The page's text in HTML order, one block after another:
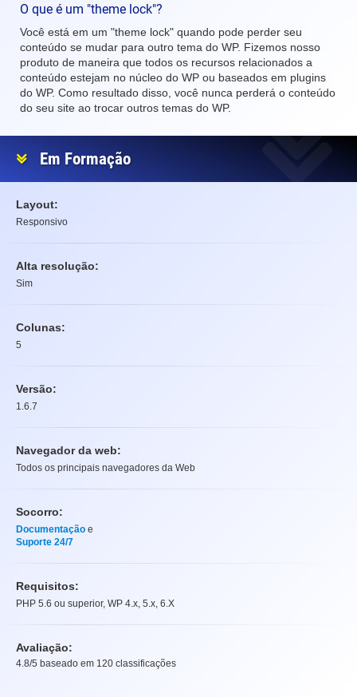
O que é um "theme lock"?
Você está em um "theme lock" quando pode perder seu
conteúdo se mudar para outro tema do WP. Fizemos nosso
produto de maneira que todos os recursos relacionados a
conteúdo estejam no núcleo do WP ou baseados em plugins
do WP. Como resultado disso, você nunca perderá o conteúdo
do seu site ao trocar outros temas do WP.
Em Formação
Layout:
Responsivo
Alta resolução:
Sim
Colunas:
5
Versão:
1.6.7
Navegador da web:
Todos os principais navegadores da Web
Socorro:
Documentação e
Suporte 24/7
Requisitos:
PHP 5.6 ou superior, WP 4.x, 5.x, 6.X
Avaliação:
4.8/5 baseado em 120 classificações